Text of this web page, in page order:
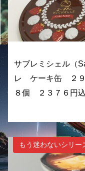
サブレミシェル
レ ケーキ缶 ２
８個 ２３７６円
もう迷わないシリ